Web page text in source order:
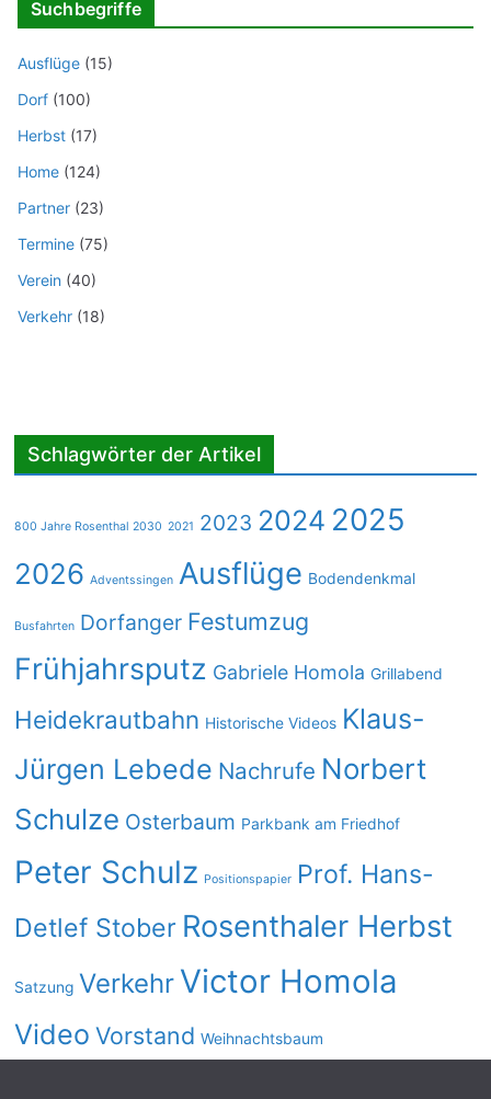
Suchbegriffe
Ausflüge (15)
Dorf (100)
Herbst (17)
Home (124)
Partner (23)
Termine (75)
Verein (40)
Verkehr (18)
Schlagwörter der Artikel
800 Jahre Rosenthal 2030 2021 2023 2024 2025
2026 Adventssingen Ausflüge Bodendenkmal
Busfahrten Dorfanger Festumzug
Frühjahrsputz Gabriele Homola Grillabend
Heidekrautbahn Historische Videos Klaus-
Jürgen Lebede Nachrufe Norbert
Schulze Osterbaum Parkbank am Friedhof
Peter Schulz Positionspapier Prof. Hans-
Detlef Stober Rosenthaler Herbst
Satzung Verkehr Victor Homola
Video Vorstand Weihnachtsbaum